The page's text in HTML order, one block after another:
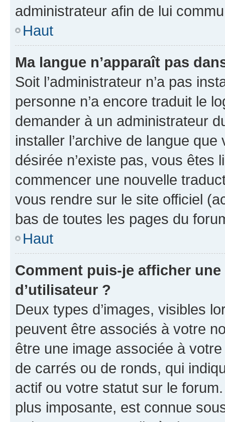
administrateur afin de lui
Haut
Ma langue n’apparaît pas
Soit l’administrateur n’a pas
personne n’a encore traduit le
demander à un administrateur
installer l’archive de langue
désirée n’existe pas, vous êtes
commencer une nouvelle
vous rendre sur le site officiel
bas de toutes les pages du
Haut
Comment puis-je afficher
d’utilisateur ?
Deux types d’images, visibles
peuvent être associés à votre
être une image associée à
de carrés ou de ronds, qui
actif ou votre statut sur le
plus imposante, est connue